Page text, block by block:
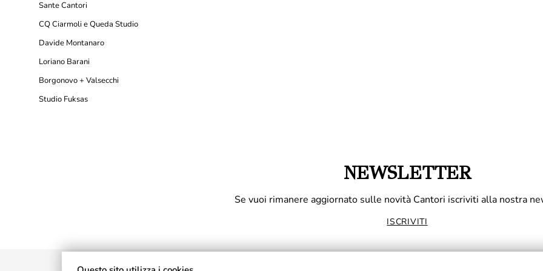
Sante Cantori
CQ Ciarmoli e Queda Studio
Davide Montanaro
Loriano Barani
Borgonovo + Valsecchi
Studio Fuksas
NEWSLETTER
Se vuoi rimanere aggiornato sulle novità Cantori iscriviti alla nostra
ISCRIVITI